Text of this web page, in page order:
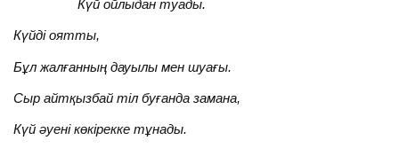
Күй ойлыдан туады.
Күйді оятты,
Бұл жалғанның дауылы мен шуағы.
Сыр айтқызбай тіл буғанда замана,
Күй әуені көкірекке тұнады.